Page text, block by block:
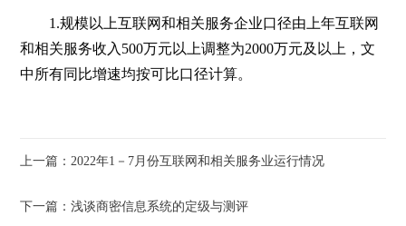
1.规模以上互联网和相关服务企业口径由上年互联网
和相关服务收入500万元以上调整为2000万元及以上，文
中所有同比增速均按可比口径计算。
上一篇：2022年1－7月份互联网和相关服务业运行情况
下一篇：浅谈商密信息系统的定级与测评